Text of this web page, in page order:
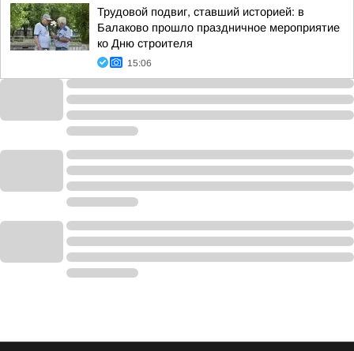
Трудовой подвиг, ставший историей: в
Балаково прошло праздничное мероприятие
ко Дню строителя
15:06